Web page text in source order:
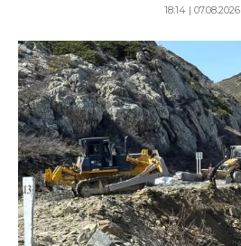
18:14 | 07.08.2026